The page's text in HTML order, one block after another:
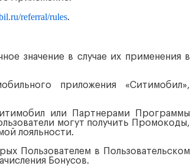
referral/rules.
значение в случае их применения в
приложения «Ситимобил»,
или Партнерами Программы
могут получить Промокоды,
лояльности.
Пользователем в Пользовательском
Бонусов.